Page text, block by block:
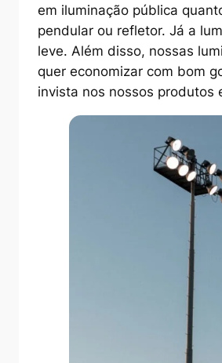
em iluminação pública
pendular ou refletor. Já a
leve. Além disso, nossas
quer economizar com bom
invista nos nossos produtos